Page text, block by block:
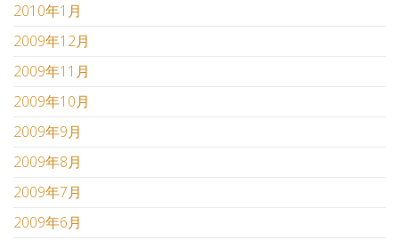
2010年1月
2009年12月
2009年11月
2009年10月
2009年9月
2009年8月
2009年7月
2009年6月